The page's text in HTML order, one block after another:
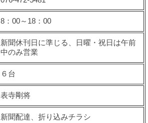
8：00～18：00
新聞休刊日に準じる、日曜・祝日は午前
中のみ営業
６台
表寺剛将
新聞配達、折り込みチラシ